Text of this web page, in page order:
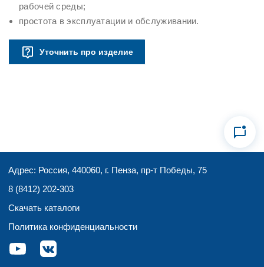
рабочей среды;
простота в эксплуатации и обслуживании.
Уточнить про изделие
Адрес: Россия, 440060, г. Пенза, пр-т Победы, 75
8 (8412) 202-303
Скачать каталоги
Политика конфиденциальности